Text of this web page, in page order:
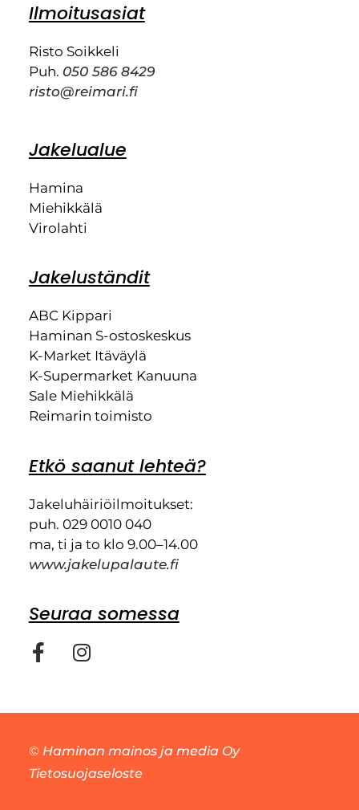
Ilmoitusasiat
Risto Soikkeli
Puh. 050 586 8429
risto@reimari.fi
Jakelualue
Hamina
Miehikkälä
Virolahti
Jakeluständit
ABC Kippari
Haminan S-ostoskeskus
K-Market Itäväylä
K-Supermarket Kanuuna
Sale Miehikkälä
Reimarin toimisto
Etkö saanut lehteä?
Jakeluhäiriöilmoitukset:
puh. 029 0010 040
ma, ti ja to klo 9.00–14.00
www.jakelupalaute.fi
Seuraa somessa
© Haminan mainos ja media Oy
Tietosuojaseloste